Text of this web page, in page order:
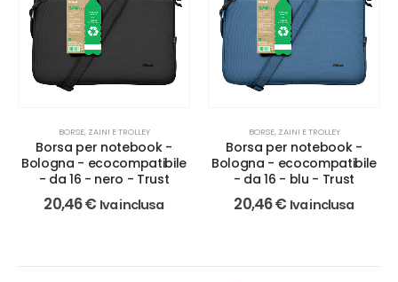
BORSE, ZAINI E TROLLEY
Borsa per notebook -
Bologna - ecocompatibile
- da 16 - nero - Trust
20,46€ Iva inclusa
BORSE, ZAINI E TROLLEY
Borsa per notebook -
Bologna - ecocompatibile
- da 16 - blu - Trust
20,46€ Iva inclusa